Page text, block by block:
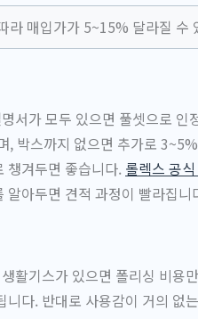
라 매입가가 5~15% 달라질 수
서가 모두 있으면 풀셋으로
, 박스까지 없으면 추가로
챙겨두면 좋습니다. 롤렉스 공
알아두면 견적 과정이 빨라집니
활기스가 있으면 폴리싱 비용
니다. 반대로 사용감이 거의 없